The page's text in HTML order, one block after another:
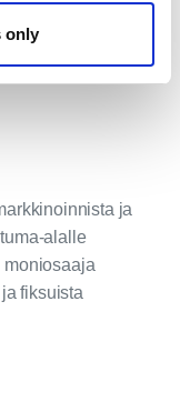
only
ja
alalle
moniosaaja
fiksuista